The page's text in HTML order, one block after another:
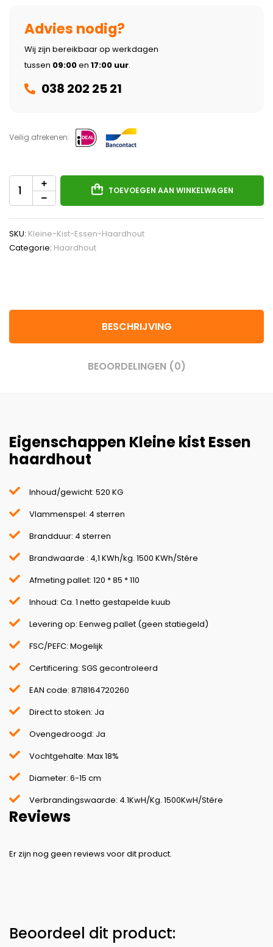
Advies nodig?
Wij zijn bereikbaar op werkdagen
tussen 09:00en 17:00 uur.
038 202 25 21
Veilig afrekenen:
TOEVOEGEN AAN WINKELWAGEN
SKU: Kleine-Kist-Essen-Haardhout
Categorie: Haardhout
BESCHRIJVING
BEOORDELINGEN (0)
Eigenschappen Kleine kist Essen
haardhout
Inhoud/gewicht: 520 KG
Vlammenspel: 4 sterren
Brandduur: 4 sterren
Brandwaarde : 4,1 KWh/kg. 1500 KWh/Stére
Afmeting pallet: 120 * 85 * 110
Inhoud: Ca. 1 netto gestapelde kuub
Levering op: Eenweg pallet (geen statiegeld)
FSC/PEFC: Mogelijk
Certificering: SGS gecontroleerd
EAN code: 8718164720260
Direct to stoken: Ja
Ovengedroogd: Ja
Vochtgehalte: Max 18%
Diameter: 6-15 cm
Verbrandingswaarde: 4.1KwH/Kg. 1500KwH/Stére
Reviews